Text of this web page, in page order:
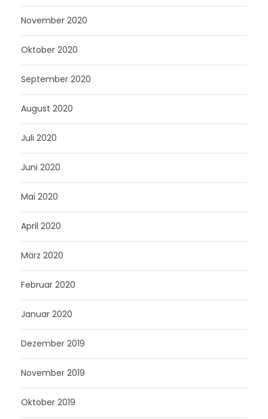
November 2020
Oktober 2020
September 2020
August 2020
Juli 2020
Juni 2020
Mai 2020
April 2020
März 2020
Februar 2020
Januar 2020
Dezember 2019
November 2019
Oktober 2019